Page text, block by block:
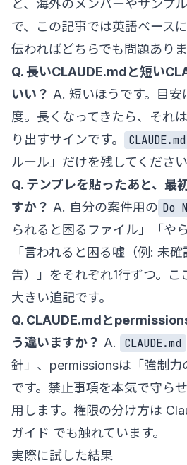
と、海外のメンバーやサンプ
で、この記事では英語ベース
伝わればどちらでも問題ありま
Q. 長いCLAUDE.mdと短い
いい？ A. 短いほうです。目安
度。長くなってきたら、それ
り出すサインです。
CLAUDE.md
ルール」だけを残してください
Q. テンプレを貼ったあと、最
すか？ A. 自分の案件用の Do
られると困るファイル」「や
「言われると困る嘘（例: 未
告）」をそれぞれ1行ずつ。こ
大きい追記です。
Q. CLAUDE.mdと
う違いますか？ A. CLAUDE.md
針」、permissionsは「強制力
です。禁止事項を本気で守ら
用します。権限の分け方は
ガイド でも触れています。
実際に試した結果